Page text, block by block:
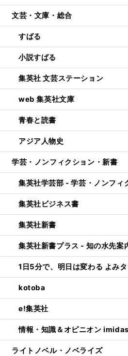
文芸・文庫・総合
すばる
小説すばる
集英社 文芸ステーション
web 集英社文庫
青春と読書
アジア人物史
学芸・ノンフィクション・新書
集英社学芸部 - 学芸・ノンフィ
集英社ビジネス書
集英社新書
集英社新書プラス - 知の水先案
1日5分で、明日は変わる よみ
kotoba
e!集英社
情報・知識＆オピニオン imidas
ライトノベル・ノベライズ